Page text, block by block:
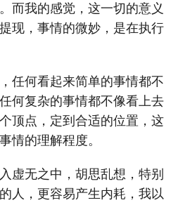
而我的感觉，这一切的意义
现，事情的微妙，是在执行
任何看起来简单的事情都不
何复杂的事情都不像看上去
顶点，定到合适的位置，这
情的理解程度。
虚无之中，胡思乱想，特别
人，更容易产生内耗，我以